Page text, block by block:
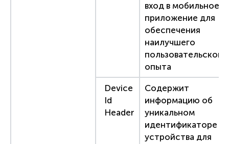
вход в мобильное
приложение для
обеспечения
наилучшего
пользовательского
опыта
Device
Id
Header
Содержит
информацию об
уникальном
идентификаторе
устройства для